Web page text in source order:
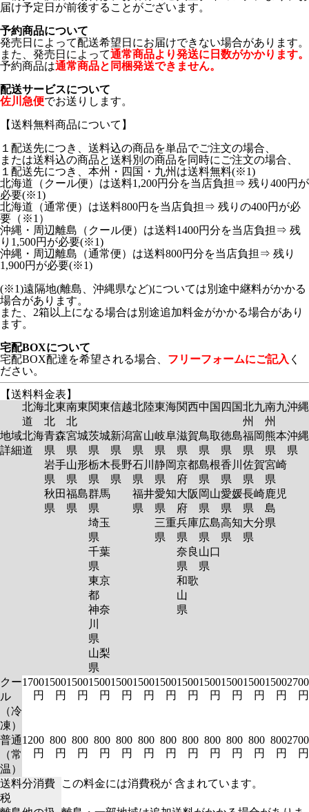
届け予定日が前後することがございます。
予約商品について
発売日によって配送希望日にお届けできない場合があります。
また、発売日によって通常商品より発送に日数がかかります。
予約商品は通常商品と同梱発送できません。
配送サービスについて
佐川急便でお送りします。
【送料無料商品について】
１配送先につき、送料込の商品を単品でご注文の場合、
または送料込の商品と送料別の商品を同時にご注文の場合、
１配送先につき、本州・四国・九州は送料無料(※1)
北海道（クール便）は送料1,200円分を当店負担⇒ 残り400円が
必要(※1)
北海道（通常便）は送料800円を当店負担⇒ 残りの400円が必
要（※1）
沖縄・周辺離島（クール便）は送料1400円分を当店負担⇒ 残
り1,500円が必要(※1)
沖縄・周辺離島（通常便）は送料800円分を当店負担⇒ 残り
1,900円が必要(※1)
(※1)遠隔地(離島、沖縄県など)については別途中継料がかかる
場合があります。
また、2箱以上になる場合は別途追加料金がかかる場合があり
ます。
宅配BOXについて
宅配BOX配達を希望される場合、 フリーフォームにご記入 く
ださい。
【送料料金表】
北海
道
北東
北
南東
北
関東信越北陸東海関西中国 四国北九
州
南九
州
沖縄
地域
詳細
北海
道
青森
県
岩手
県
秋田
県
宮城
県
山形
県
福島
県
茨城
県
栃木
県
群馬
県
埼玉
県
千葉
県
東京
都
神奈
川
県
山梨
県
新潟
県
長野
県
富山
県
石川
県
福井
県
岐阜
県
静岡
県
愛知
県
三重
県
滋賀
県
京都
府
大阪
府
兵庫
県
奈良
県
和歌
山
県
鳥取
県
島根
県
岡山
県
広島
県
山口
県
徳島
県
香川
県
愛媛
県
高知
県
福岡
県
佐賀
県
長崎
県
大分
県
熊本
県
宮崎
県
鹿児
島
県
沖縄
県
クー
ル
（冷
凍）
1700
円
1500
円
1500
円
1500
円
1500
円
1500
円
1500
円
1500
円
1500
円
1500
円
1500
円
1500
円
2700
円
普通
（常
温）
1200
円
800
円
800
円
800
円
800
円
800
円
800
円
800
円
800
円
800
円
800
円
800
円
2700
円
送料分消費
税
この料金には消費税が 含まれています。